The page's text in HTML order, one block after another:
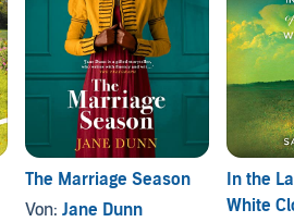
The Marriage Season
Von: Jane Dunn
In the
White